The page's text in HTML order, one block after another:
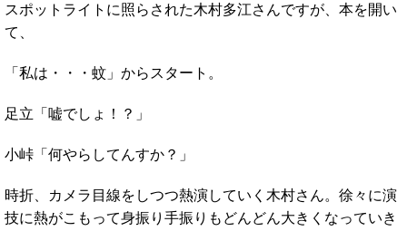
スポットライトに照らされた木村多江さんですが、本を開い
て、
「私は・・・蚊」からスタート。
足立「嘘でしょ！？」
小峠「何やらしてんすか？」
時折、カメラ目線をしつつ熱演していく木村さん。徐々に演
技に熱がこもって身振り手振りもどんどん大きくなっていき